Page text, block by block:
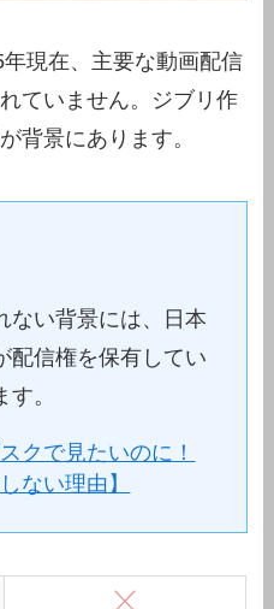
年現在、主要な動画配信
ていません。ジブリ作
背景にあります。
ない背景には、日本
配信権を保有してい
。
クで見たいのに！
ない理由】